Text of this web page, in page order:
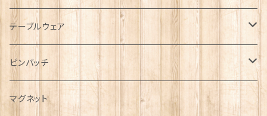
キャップ
ハンチング帽
キャスケット
Tシャツ
マフラー
タータン【Bronte by Moon】
サッシュ
ブローチ
ペンダント
チャーム
インテリア置物
ラブスプーン
ラブスプーン【SION LLEWELLYN】
ファブリック
テーブルウェア
ティータオル
ペーパーナプキン
ピンバッチ
ジェネラルデザイン
マグネット